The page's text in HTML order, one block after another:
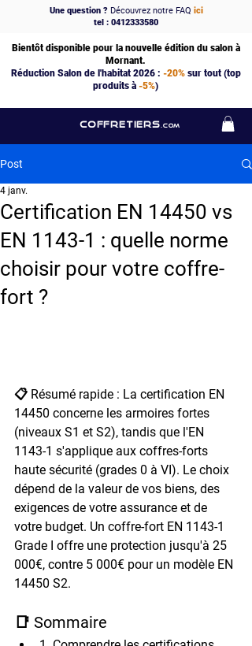
COFFRETIERS .COM
Une question ?Découvrez notre FAQ ici
tel : 0412333580
Bientôt disponible pour la nouvelle édition du salon à
Mornant.
Réduction Salon de l'habitat 2026 : -20%sur tout (top
produits à -5%)
Post
Certification EN 14450 vs
EN 1143-1 : quelle norme
choisir pour votre coffre-
fort ?
4 janv.
📋 Résumé rapide : La certification EN
14450 concerne les armoires fortes
(niveaux S1 et S2), tandis que l'EN
1143-1 s'applique aux coffres-forts
haute sécurité (grades 0 à VI). Le choix
dépend de la valeur de vos biens, des
exigences de votre assurance et de
votre budget. Un coffre-fort EN 1143-1
Grade I offre une protection jusqu'à 25
000€, contre 5 000€ pour un modèle EN
14450 S2.
📑 Sommaire